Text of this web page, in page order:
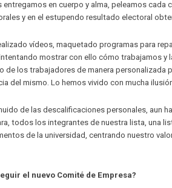
en cuerpo y alma, peleamos cada
y en el estupendo resultado electoral
vídeos, maquetado programas para
mostrar con ello cómo trabajamos y
los trabajadores de manera personalizada
del mismo. Lo hemos vivido con mucha
de las descalificaciones personales, aun
todos los integrantes de nuestra lista, una
de la universidad, centrando nuestro
el nuevo Comité de Empresa?